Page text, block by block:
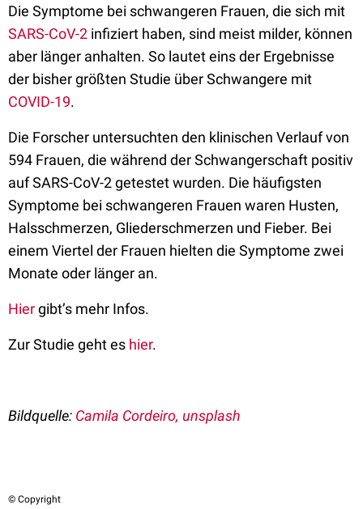
Die Symptome bei schwangeren Frauen, die sich mit
SARS-CoV-2 infiziert haben, sind meist milder, können
aber länger anhalten. So lautet eins der Ergebnisse
der bisher größten Studie über Schwangere mit
COVID-19.
Die Forscher untersuchten den klinischen Verlauf von
594 Frauen, die während der Schwangerschaft positiv
auf SARS-CoV-2 getestet wurden. Die häufigsten
Symptome bei schwangeren Frauen waren Husten,
Halsschmerzen, Gliederschmerzen und Fieber. Bei
einem Viertel der Frauen hielten die Symptome zwei
Monate oder länger an.
Hiergibt’s mehr Infos.
Zur Studie geht es hier.
Bildquelle: Camila Cordeiro, unsplash
© Copyright